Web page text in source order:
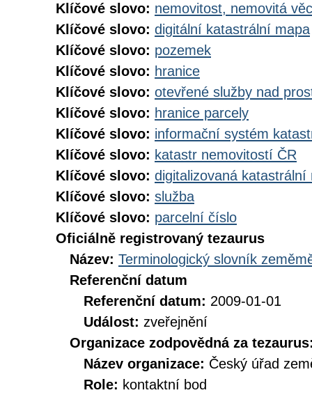
Klíčové slovo: nemovitost, nemovitá věc
Klíčové slovo: digitální katastrální mapa
Klíčové slovo: pozemek
Klíčové slovo: hranice
Klíčové slovo: otevřené služby nad
Klíčové slovo: hranice parcely
Klíčové slovo: informační systém
Klíčové slovo: katastr nemovitostí ČR
Klíčové slovo: digitalizovaná katastrální
Klíčové slovo: služba
Klíčové slovo: parcelní číslo
Oficiálně registrovaný tezaurus
Název: Terminologický slovník
Referenční datum
Referenční datum: 2009-01-01
Událost: zveřejnění
Organizace zodpovědná za
Název organizace: Český úřad
Role: kontaktní bod